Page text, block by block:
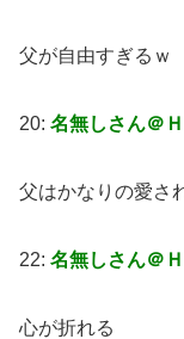
父が自由すぎるｗ
20: 名無しさん＠
父はかなりの愛さ
22: 名無しさん＠
心が折れる